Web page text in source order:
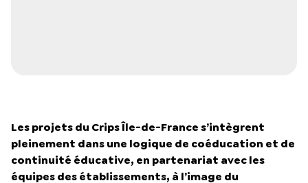
Les projets du Crips Île-de-France s’intègrent
pleinement dans une logique de coéducation et de
continuité éducative, en partenariat avec les
équipes des établissements, à l’image du